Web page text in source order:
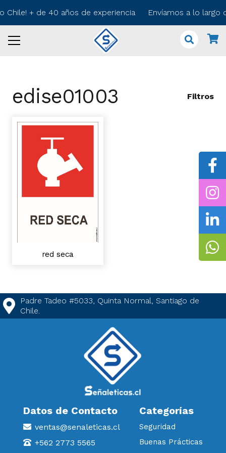
Chile! + de 40 años de experiencia Envíamos a lo
edise01003 Filtros
red seca
Padre Tadeo #5033, Quinta Normal, Santiago de
Chile.
Datos de Contacto
ventas@senaleticas.cl
+562 2773 5565
Categorías
Seguridad
Buenas Prácticas